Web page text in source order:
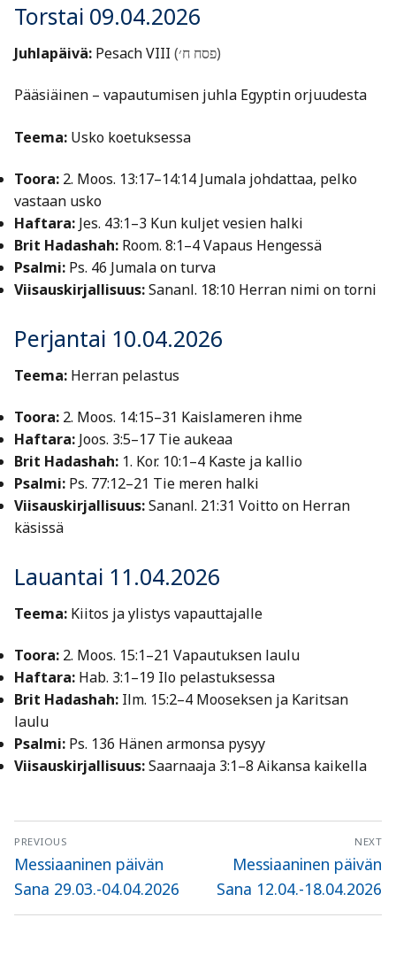
Torstai 09.04.2026
Juhlapäivä: Pesach VIII (פסח ח׳)
Pääsiäinen – vapautumisen juhla Egyptin orjuudesta
Teema: Usko koetuksessa
Toora: 2. Moos. 13:17–14:14 Jumala johdattaa, pelko
vastaan usko
Haftara: Jes. 43:1–3 Kun kuljet vesien halki
Brit Hadashah: Room. 8:1–4 Vapaus Hengessä
Psalmi: Ps. 46 Jumala on turva
Viisauskirjallisuus:Sananl. 18:10 Herran nimi on torni
Perjantai 10.04.2026
Teema: Herran pelastus
Toora: 2. Moos. 14:15–31 Kaislameren ihme
Haftara: Joos. 3:5–17 Tie aukeaa
Brit Hadashah: 1. Kor. 10:1–4 Kaste ja kallio
Psalmi: Ps. 77:12–21 Tie meren halki
Viisauskirjallisuus:Sananl. 21:31 Voitto on Herran
käsissä
Lauantai 11.04.2026
Teema: Kiitos ja ylistys vapauttajalle
Toora: 2. Moos. 15:1–21 Vapautuksen laulu
Haftara: Hab. 3:1–19 Ilo pelastuksessa
Brit Hadashah: Ilm. 15:2–4 Mooseksen ja Karitsan
laulu
Psalmi: Ps. 136 Hänen armonsa pysyy
Viisauskirjallisuus:Saarnaaja 3:1–8 Aikansa kaikella
Artikkelien
selaus
PREVIOUS
Previous
post:
Messiaaninen päivän
Sana 29.03.-04.04.2026
NEXT
Next
post:
Messiaaninen päivän
Sana 12.04.-18.04.2026